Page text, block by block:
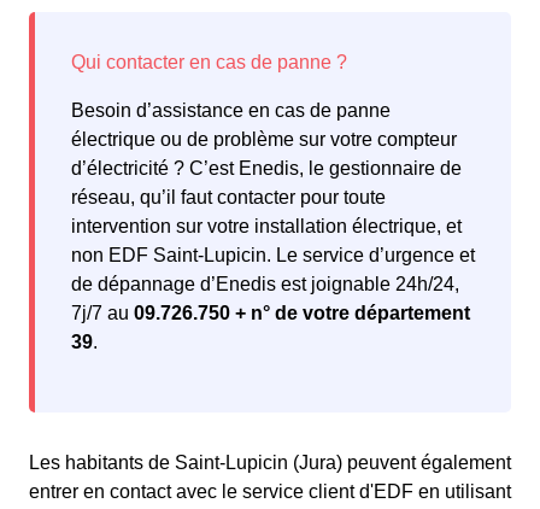
Besoin d’assistance en cas de panne
électrique ou de problème sur votre compteur
d’électricité ? C’est Enedis, le gestionnaire de
réseau, qu’il faut contacter pour toute
intervention sur votre installation électrique, et
non EDF Saint-Lupicin. Le service d’urgence et
de dépannage d’Enedis est joignable 24h/24,
7j/7 au 09.726.750 + n° de votre département
39.
Les habitants de Saint-Lupicin (Jura) peuvent également
entrer en contact avec le service client d'EDF en utilisant